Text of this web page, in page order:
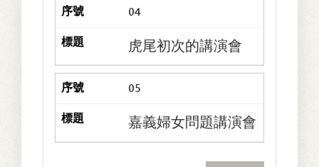
04
虎尾初次的講演會
05
嘉義婦女問題講演會